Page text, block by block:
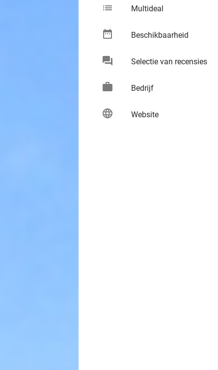
list Multideal
date_range Beschikbaarheid
chat Selectie van recensies
work Bedrijf
language Website